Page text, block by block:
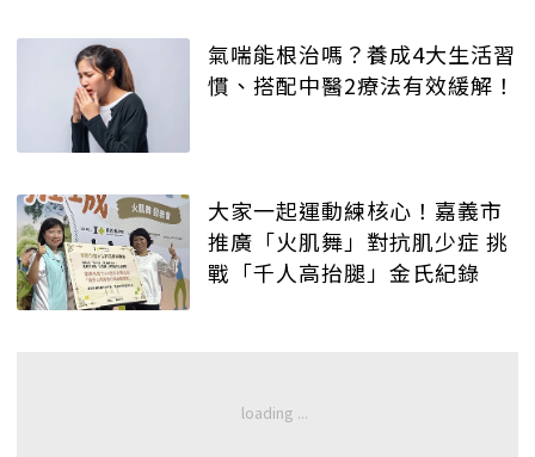
氣喘能根治嗎？養成4大生活習
慣、搭配中醫2療法有效緩解！
大家一起運動練核心！嘉義市
推廣「火肌舞」對抗肌少症 挑
戰「千人高抬腿」金氏紀錄